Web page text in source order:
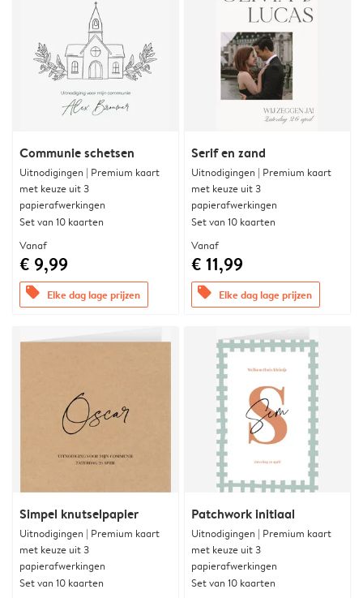
Communie schetsen
Uitnodigingen | Premium kaart
met keuze uit 3
papierafwerkingen
Set van 10 kaarten
Vanaf
€ 9,99
offers Elke dag lage prijzen
Serif en zand
Uitnodigingen | Premium kaart
met keuze uit 3
papierafwerkingen
Set van 10 kaarten
Vanaf
€ 11,99
offers Elke dag lage prijzen
Simpel knutselpapier
Uitnodigingen | Premium kaart
met keuze uit 3
papierafwerkingen
Set van 10 kaarten
Patchwork initiaal
Uitnodigingen | Premium kaart
met keuze uit 3
papierafwerkingen
Set van 10 kaarten